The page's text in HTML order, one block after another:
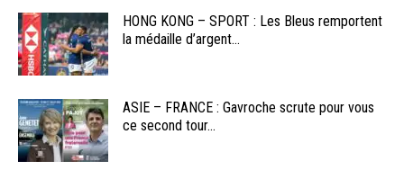
HONG KONG – SPORT : Les Bleus remportent
la médaille d’argent...
ASIE – FRANCE : Gavroche scrute pour vous
ce second tour...